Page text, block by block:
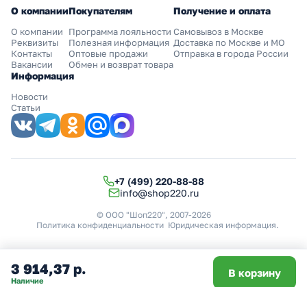
3 914,37 р.
Наличие
В корзину
О компании
О компании
Реквизиты
Контакты
Вакансии
Покупателям
Программа лояльности
Полезная информация
Оптовые продажи
Обмен и возврат товара
Получение и оплата
Самовывоз в Москве
Доставка по Москве и МО
Отправка в города России
Информация
Новости
Статьи
+7 (499) 220-88-88
info@shop220.ru
© ООО "Шоп220", 2007-2026
Политика конфиденциальности Юридическая информация.